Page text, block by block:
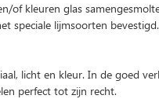
of kleuren glas
speciale lijmsoorten bevestigd.
licht en kleur. In de goed
perfect tot zijn recht.